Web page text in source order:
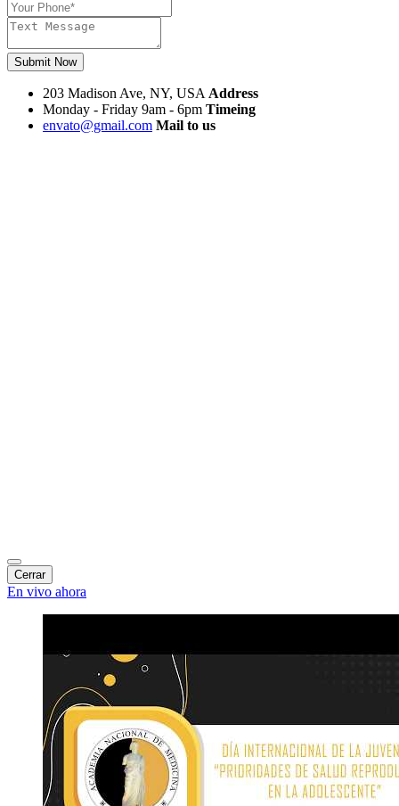
Submit Now
203 Madison Ave, NY, USA Address
Monday - Friday 9am - 6pm Timeing
envato@gmail.com Mail to us
Cerrar
En vivo ahora